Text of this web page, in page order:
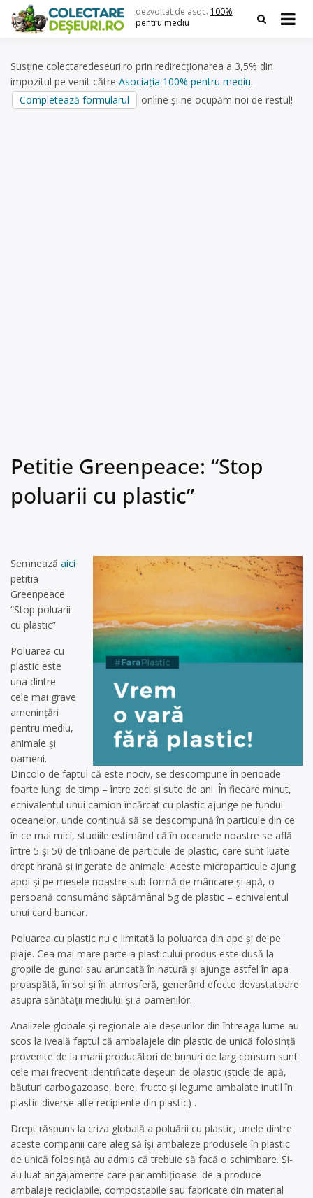
content
dezvoltat de asoc. 100%
pentru mediu
Susține colectaredeseuri.ro prin redirecționarea a 3,5% din
impozitul pe venit către Asociația 100% pentru mediu.
Completează formularul
online și ne ocupăm noi de restul!
Petitie Greenpeace: “Stop
poluarii cu plastic”
Semnează aici
petitia
Greenpeace
“Stop poluarii
cu plastic”
Poluarea cu
plastic este
una dintre
cele mai grave
amenințări
pentru mediu,
animale și
oameni.
Dincolo de faptul că este nociv, se descompune în perioade
foarte lungi de timp – între zeci și sute de ani. În fiecare minut,
echivalentul unui camion încărcat cu plastic ajunge pe fundul
oceanelor, unde continuă să se descompună în particule din ce
în ce mai mici, studiile estimând că în oceanele noastre se află
între 5 și 50 de trilioane de particule de plastic, care sunt luate
drept hrană și ingerate de animale. Aceste microparticule ajung
apoi și pe mesele noastre sub formă de mâncare și apă, o
persoană consumând săptămânal 5g de plastic – echivalentul
unui card bancar.
Poluarea cu plastic nu e limitată la poluarea din ape și de pe
plaje. Cea mai mare parte a plasticului produs este dusă la
gropile de gunoi sau aruncată în natură și ajunge astfel în apa
proaspătă, în sol și în atmosferă, generând efecte devastatoare
asupra sănătății mediului și a oamenilor.
Analizele globale și regionale ale deșeurilor din întreaga lume au
scos la iveală faptul că ambalajele din plastic de unică folosință
provenite de la marii producători de bunuri de larg consum sunt
cele mai frecvent identificate deșeuri de plastic (sticle de apă,
băuturi carbogazoase, bere, fructe și legume ambalate inutil în
plastic diverse alte recipiente din plastic) .
Drept răspuns la criza globală a poluării cu plastic, unele dintre
aceste companii care aleg să își ambaleze produsele în plastic
de unică folosință au admis că trebuie să facă o schimbare. Și-
au luat angajamente care par ambițioase: de a produce
ambalaje reciclabile, compostabile sau fabricate din material